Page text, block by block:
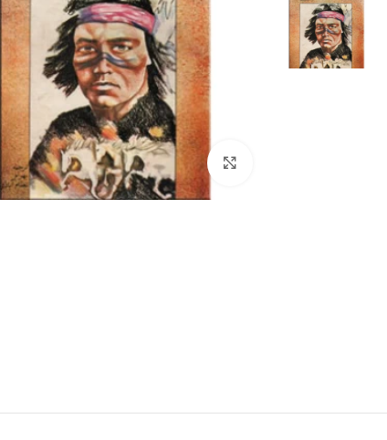
برای بزرگنمایی کلیک کنید